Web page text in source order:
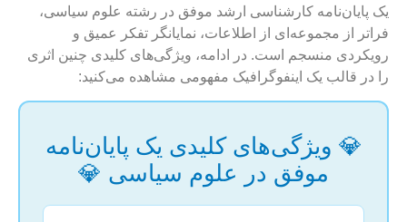
یک پایان‌نامه کارشناسی ارشد موفق در رشته علوم سیاسی،
فراتر از مجموعه‌ای از اطلاعات، نمایانگر تفکر عمیق و
رویکردی منسجم است. در ادامه، ویژگی‌های کلیدی چنین اثری
را در قالب یک اینفوگرافیک مفهومی مشاهده می‌کنید:
💎 ویژگی‌های کلیدی یک پایان‌نامه
موفق در علوم سیاسی 💎